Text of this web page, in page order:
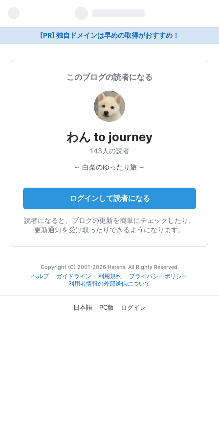
[PR] 独自ドメインは早めの取得がおすすめ！
このブログの読者になる
わん to journey
143人の読者
～ 白柴のゆったり旅 ～
ログインして読者になる
読者になると、ブログの更新を簡単にチェックしたり、
更新通知を受け取ったりできるようになります。
Copyright (C) 2001-2026 Hatena. All Rights Reserved.
ヘルプ
ガイドライン 利用規約
プライバシーポリシー
利用者情報の外部送信について
日本語 PC版 ログイン